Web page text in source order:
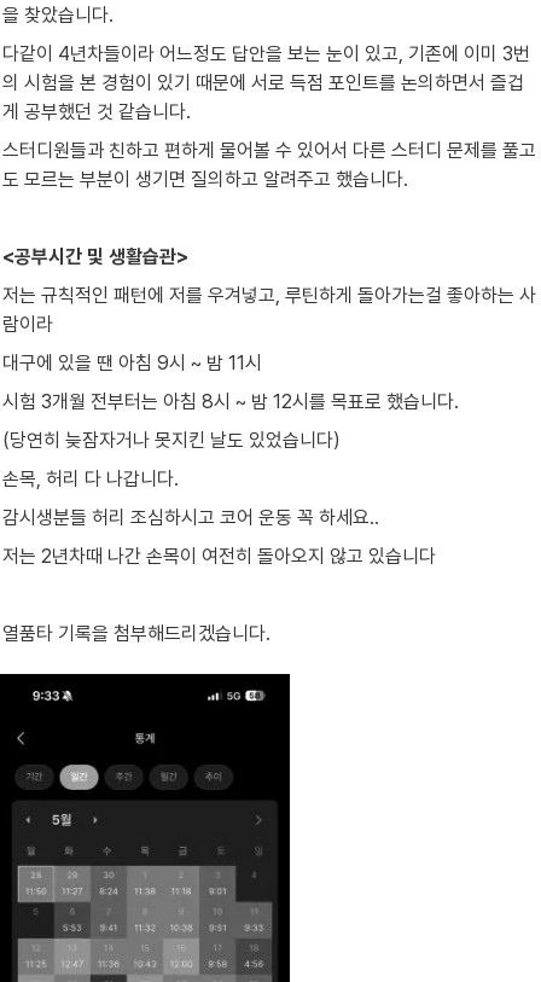
을 찾았습니다.
다같이 4년차들이라 어느정도 답안을 보는 눈이 있고, 기존에 이미 3번
의 시험을 본 경험이 있기 때문에 서로 득점 포인트를 논의하면서 즐겁
게 공부했던 것 같습니다.
스터디원들과 친하고 편하게 물어볼 수 있어서 다른 스터디 문제를 풀고
도 모르는 부분이 생기면 질의하고 알려주고 했습니다.
<공부시간 및 생활습관>
저는 규칙적인 패턴에 저를 우겨넣고, 루틴하게 돌아가는걸 좋아하는 사
람이라
대구에 있을 땐 아침 9시 ~ 밤 11시
시험 3개월 전부터는 아침 8시 ~ 밤 12시를 목표로 했습니다.
(당연히 늦잠자거나 못지킨 날도 있었습니다)
손목, 허리 다 나갑니다.
감시생분들 허리 조심하시고 코어 운동 꼭 하세요..
저는 2년차때 나간 손목이 여전히 돌아오지 않고 있습니다
열품타 기록을 첨부해드리겠습니다.